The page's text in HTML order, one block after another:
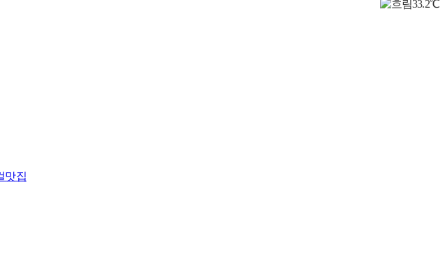
33.2℃